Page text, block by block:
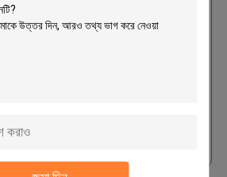
লেবু প্যাকিং টিউবুলার বোনা জাল নেটিং ব্যাগ
LDPE বোনা
চালিয়ে